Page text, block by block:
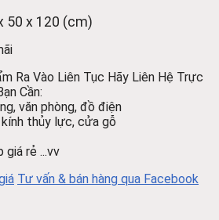
50 x 120 (cm)
Ra Vào Liên Tục Hãy Liên Hệ Trực
Cần:
văn phòng, đồ điện
thủy lực, cửa gỗ
giá rẻ ...vv
Tư vấn & bán hàng qua Facebook